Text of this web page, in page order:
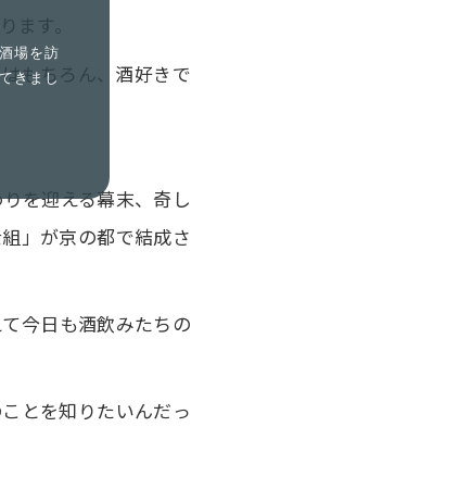
場を訪
きまし
す。
もちろん、酒好きで
を迎える幕末、奇し
」が京の都で結成さ
今日も酒飲みたちの
とを知りたいんだっ